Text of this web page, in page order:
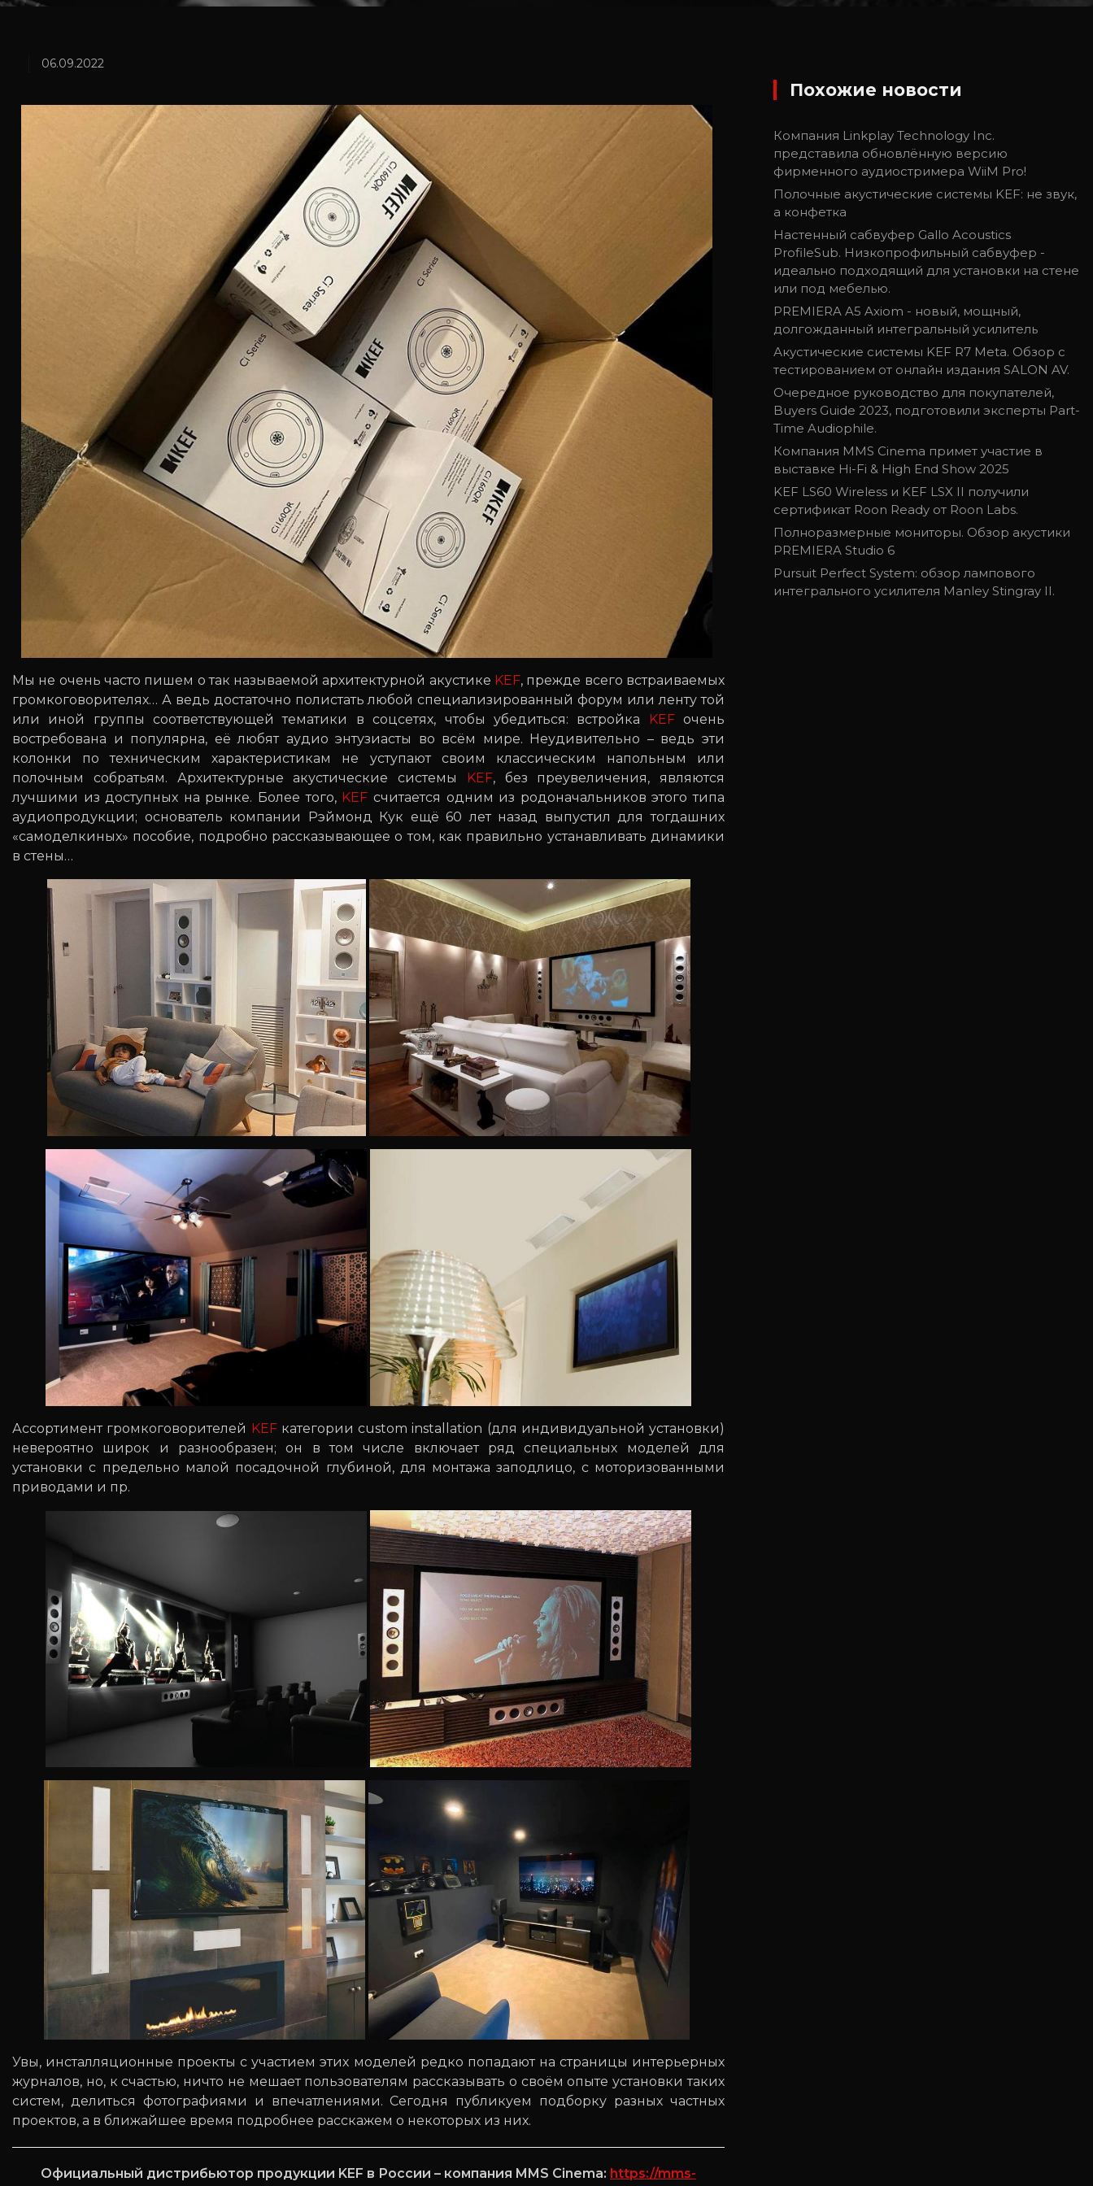
06.09.2022
Мы не очень часто пишем о так называемой архитектурной акустике KEF, прежде всего встраиваемых
громкоговорителях… А ведь достаточно полистать любой специализированный форум или ленту той
или иной группы соответствующей тематики в соцсетях, чтобы убедиться: встройка
KEFочень
востребована и популярна, её любят аудио энтузиасты во всём мире. Неудивительно – ведь эти
колонки по техническим характеристикам не уступают своим классическим напольным или
полочным собратьям. Архитектурные акустические системы
KEF, без преувеличения, являются
лучшими из доступных на рынке. Более того, KEF считается одним из родоначальников этого типа
аудиопродукции; основатель компании Рэймонд Кук ещё 60 лет назад выпустил для тогдашних
«самоделкиных» пособие, подробно рассказывающее о том, как правильно устанавливать динамики
в стены…
Ассортимент громкоговорителей KEFкатегории custom installation (для индивидуальной установки)
невероятно широк и разнообразен; он в том числе включает ряд специальных моделей для
установки с предельно малой посадочной глубиной, для монтажа заподлицо, с моторизованными
приводами и пр.
Увы, инсталляционные проекты с участием этих моделей редко попадают на страницы интерьерных
журналов, но, к счастью, ничто не мешает пользователям рассказывать о своём опыте установки таких
систем, делиться фотографиями и впечатлениями. Сегодня публикуем подборку разных частных
проектов, а в ближайшее время подробнее расскажем о некоторых из них.
Официальный дистрибьютор продукции KEF в России – компания MMS Cinema: https://mms-
Похожие новости
Компания Linkplay Technology Inc.
представила обновлённую версию
фирменного аудиостримера WiiM Pro!
Полочные акустические системы KEF: не звук,
а конфетка
Настенный сабвуфер Gallo Acoustics
ProfileSub. Низкопрофильный сабвуфер -
идеально подходящий для установки на стене
или под мебелью.
PREMIERA A5 Axiom - новый, мощный,
долгожданный интегральный усилитель
Акустические системы KEF R7 Meta. Обзор с
тестированием от онлайн издания SALON AV.
Очередное руководство для покупателей,
Buyers Guide 2023, подготовили эксперты Part-
Time Audiophile.
Компания MMS Cinema примет участие в
выставке Hi-Fi & High End Show 2025
KEF LS60 Wireless и KEF LSX II получили
сертификат Roon Ready от Roon Labs.
Полноразмерные мониторы. Обзор акустики
PREMIERA Studio 6
Pursuit Perfect System: обзор лампового
интегрального усилителя Manley Stingray II.